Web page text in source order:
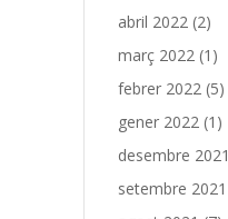
abril 2022 (2)
març 2022 (1)
febrer 2022 (5)
gener 2022 (1)
desembre 2021
setembre 2021